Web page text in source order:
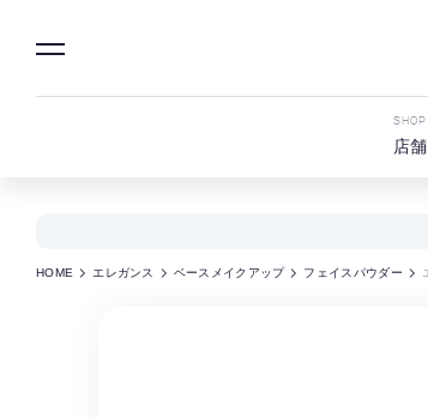
SHOP
店
HOME エレガンス ベースメイクアップ フェイスパウダー